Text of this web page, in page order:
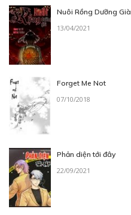
Nuôi Rồng Dưỡng Già
13/04/2021
Forget Me Not
07/10/2018
Phản diện tới đây
22/09/2021